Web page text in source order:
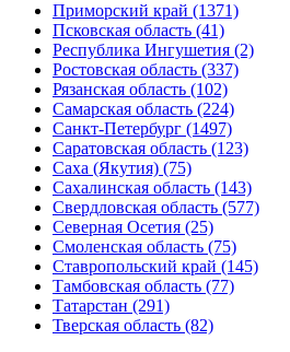
Приморский край (1371)
Псковская область (41)
Республика Ингушетия (2)
Ростовская область (337)
Рязанская область (102)
Самарская область (224)
Санкт-Петербург (1497)
Саратовская область (123)
Саха (Якутия) (75)
Сахалинская область (143)
Свердловская область (577)
Северная Осетия (25)
Смоленская область (75)
Ставропольский край (145)
Тамбовская область (77)
Татарстан (291)
Тверская область (82)